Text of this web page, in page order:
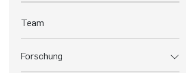
Team
Forschung